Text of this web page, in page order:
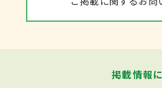
掲載情報